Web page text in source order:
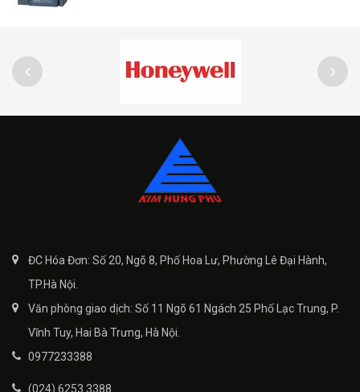
ĐC Hóa Đơn: Số 20, Ngõ 8, Phố Hoa Lư, Phường Lê Đại Hành,
TP.Hà Nội.
Văn phòng giao dịch: Số 11 Ngõ 61 Ngách 25 Phố Lạc Trung, P.
Vĩnh Tuy, Hai Bà Trưng, Hà Nội.
0977233388
(024) 6253 3388